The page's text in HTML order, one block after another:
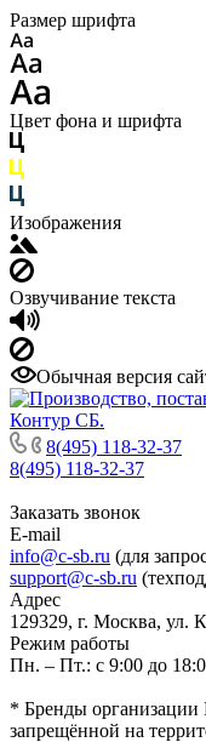
Размер шрифта
Цвет фона и шрифта
Изображения
Озвучивание текста
Обычная версия
8(495) 118-32-37
8(495) 118-32-37
Заказать звонок
E-mail
info@c-sb.ru (для
support@c-sb.ru
Адрес
129329, г. Москва, ул.
Режим работы
Пн. – Пт.: с 9:00 до
* Бренды организации
запрещённой на